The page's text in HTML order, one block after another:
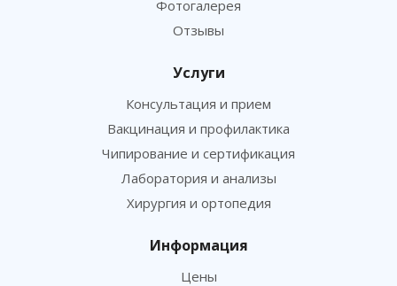
Фотогалерея
Отзывы
Услуги
Консультация и прием
Вакцинация и профилактика
Чипирование и сертификация
Лаборатория и анализы
Хирургия и ортопедия
Информация
Цены